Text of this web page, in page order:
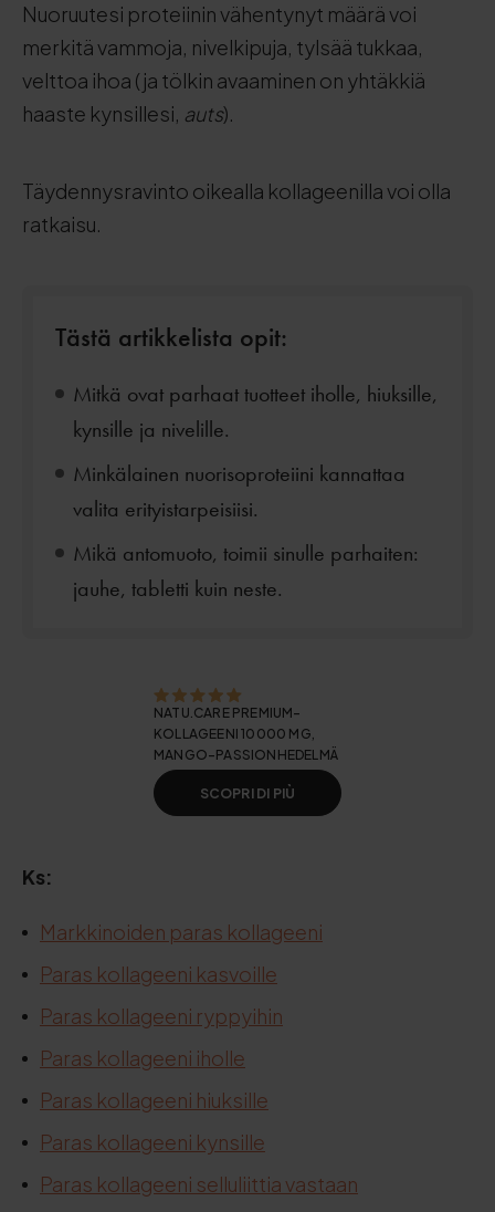
Nuoruutesi proteiinin vähentynyt määrä voi
merkitä vammoja, nivelkipuja, tylsää tukkaa,
velttoa ihoa (ja tölkin avaaminen on yhtäkkiä
haaste kynsillesi, auts).
Täydennysravinto oikealla kollageenilla voi olla
ratkaisu.
Tästä artikkelista opit:
Mitkä ovat parhaat tuotteet iholle, hiuksille,
kynsille ja nivelille.
Minkälainen nuorisoproteiini kannattaa
valita erityistarpeisiisi.
Mikä antomuoto, toimii sinulle parhaiten:
jauhe, tabletti kuin neste.
NATU.CARE PREMIUM-
KOLLAGEENI 10000 MG,
MANGO-PASSIONHEDELMÄ
SCOPRI DI PIÙ
Ks:
Markkinoiden paras kollageeni
Paras kollageeni kasvoille
Paras kollageeni ryppyihin
Paras kollageeni iholle
Paras kollageeni hiuksille
Paras kollageeni kynsille
Paras kollageeni selluliittia vastaan